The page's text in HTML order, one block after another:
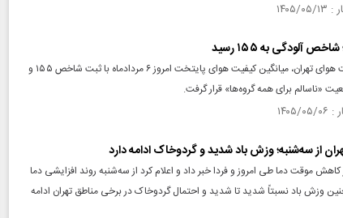
آلودگی به ۱۵۵ رسید
بر اساس اعلام شرکت کنترل کیفیت هوای تهران، میانگین کیفیت هوای پایتخت امروز ۶ مردادماه با ثبت شاخص ۱۵۵ و
«ناسالم برای همه گروه‌ها» قرار گرفت.
از سه‌شنبه؛ وزش باد شدید و گردوخاک ادامه دارد
کاهش موقت دما طی امروز و فردا خبر داد و اعلام کرد از سه‌شنبه روند افزایشی دما
وزش باد نسبتاً شدید تا شدید و احتمال گردوخاک در برخی مناطق تهران ادامه